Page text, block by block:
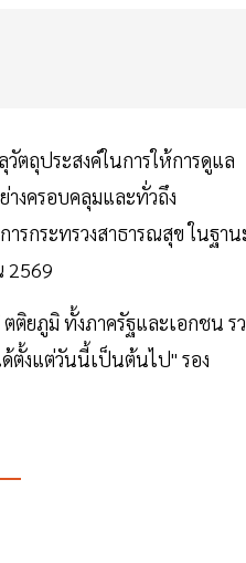
ตถุประสงค์ในการให้การดูแล
งครอบคลุมและทั่วถึง
รกระทรวงสาธารณสุข ในฐาน
2569
ยภูมิ ทั้งภาครัฐและเอกชน ร
ตั้งแต่วันนี้เป็นต้นไป" รอง